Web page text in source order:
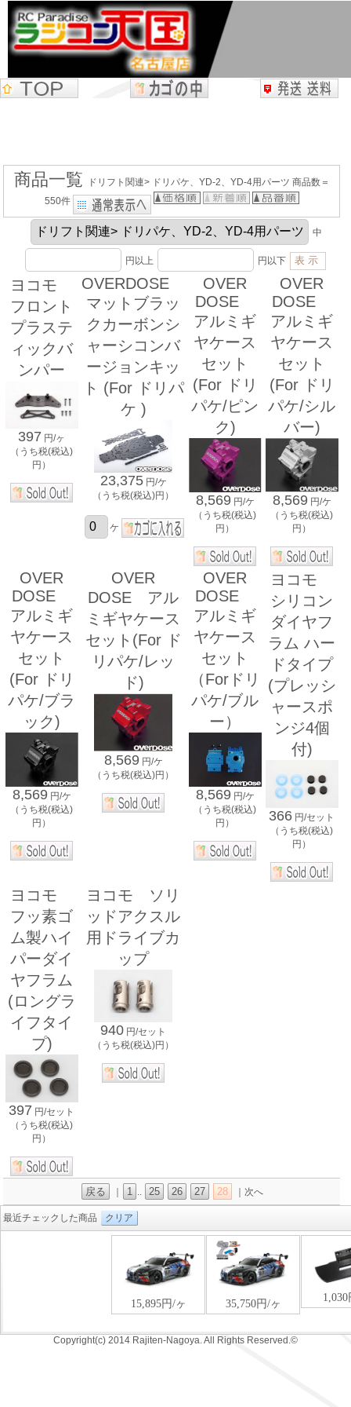
商品一覧
ドリフト関連> ドリパケ、YD-2、YD-4用パーツ 商品数＝
550件
中
円以上 円以下
ヨコモ
フロント
プラステ
ィックバ
ンパー
397 円/ヶ
（うち税(税込)
円）
OVERDOSE
マットブラッ
クカーボンシ
ャーシコンバ
ージョンキッ
ト (For ドリパ
ケ )
23,375 円/ケ
（うち税(税込)円）
ケ
OVER
DOSE
アルミギ
ヤケース
セット
(For ドリ
パケ/ピン
ク)
8,569 円/ケ
（うち税(税込)
円）
OVER
DOSE
アルミギ
ヤケース
セット
(For ドリ
パケ/シル
バー)
8,569 円/ケ
（うち税(税込)
円）
OVER
DOSE
アルミギ
ヤケース
セット
(For ドリ
パケ/ブラ
ック)
8,569 円/ケ
（うち税(税込)
円）
OVER
DOSE アル
ミギヤケース
セット(For ド
リパケ/レッ
ド)
8,569 円/ケ
（うち税(税込)円）
OVER
DOSE
アルミギ
ヤケース
セット
（Forドリ
パケ/ブル
ー）
8,569 円/ケ
（うち税(税込)
円）
ヨコモ
シリコン
ダイヤフ
ラム ハー
ドタイプ
(プレッシ
ャースポ
ンジ4個
付)
366 円/セット
（うち税(税込)
円）
ヨコモ
フッ素ゴ
ム製ハイ
パーダイ
ヤフラム
(ロングラ
イフタイ
プ)
397 円/セット
（うち税(税込)
円）
ヨコモ ソリ
ッドアクスル
用ドライブカ
ップ
940 円/セット
（うち税(税込)円）
戻る 1 .. 25 26 27 28 ｜次へ
最近チェックした商品 クリア
Copyright(c) 2014 Rajiten-Nagoya. All Rights Reserved.©